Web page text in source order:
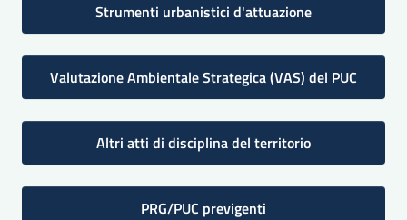
Strumenti urbanistici d'attuazione
Valutazione Ambientale Strategica (VAS) del PUC
Altri atti di disciplina del territorio
PRG/PUC previgenti